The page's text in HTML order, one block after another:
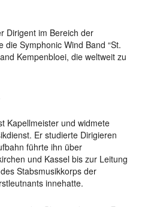
Dirigent im Bereich der
Symphonic Wind Band “St.
Kempenbloei, die weltweit zu
Kapellmeister und widmete
Er studierte Dirigieren
führte ihn über
und Kassel bis zur Leitung
Stabsmusikkorps der
innehatte.